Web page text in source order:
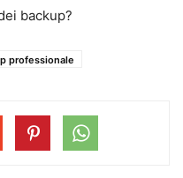
backup?
professionale